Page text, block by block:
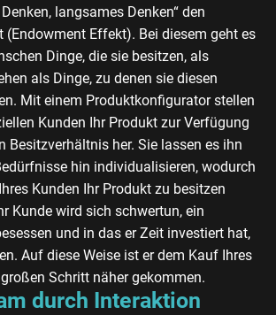
langsames Denken“ den
(Endowment Effekt). Bei diesem geht es
Dinge, die sie besitzen, als
als Dinge, zu denen sie diesen
Mit einem Produktkonfigurator stellen
Kunden Ihr Produkt zur Verfügung
Besitzverhältnis her. Sie lassen es ihn
hin individualisieren, wodurch
Kunden Ihr Produkt zu besitzen
Kunde wird sich schwertun, ein
und in das er Zeit investiert hat,
Auf diese Weise ist er dem Kauf Ihres
Schritt näher gekommen.
durch Interaktion